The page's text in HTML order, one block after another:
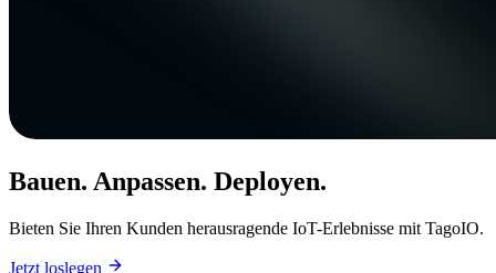
Bauen. Anpassen. Deployen.
Bieten Sie Ihren Kunden herausragende IoT-Erlebnisse mit TagoIO.
Jetzt loslegen